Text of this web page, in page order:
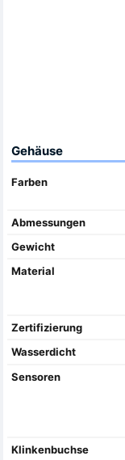
Gehäuse
Farben
Abmessungen
Gewicht
Material
Zertifizierung
Wasserdicht
Sensoren
Klinkenbuchse